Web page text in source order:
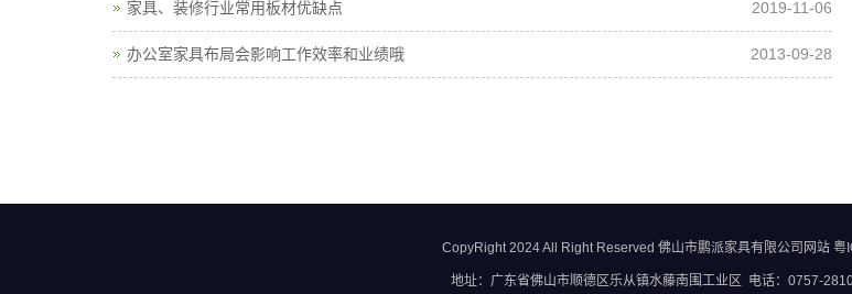
家具、装修行业常用板材优缺点 2019-11-06
办公室家具布局会影响工作效率和业绩哦 2013-09-28
CopyRight 2024 All Right Reserved 佛山市鹏派家具有限公司网站 粤
地址：广东省佛山市顺德区乐从镇水藤南围工业区 电话：0757-